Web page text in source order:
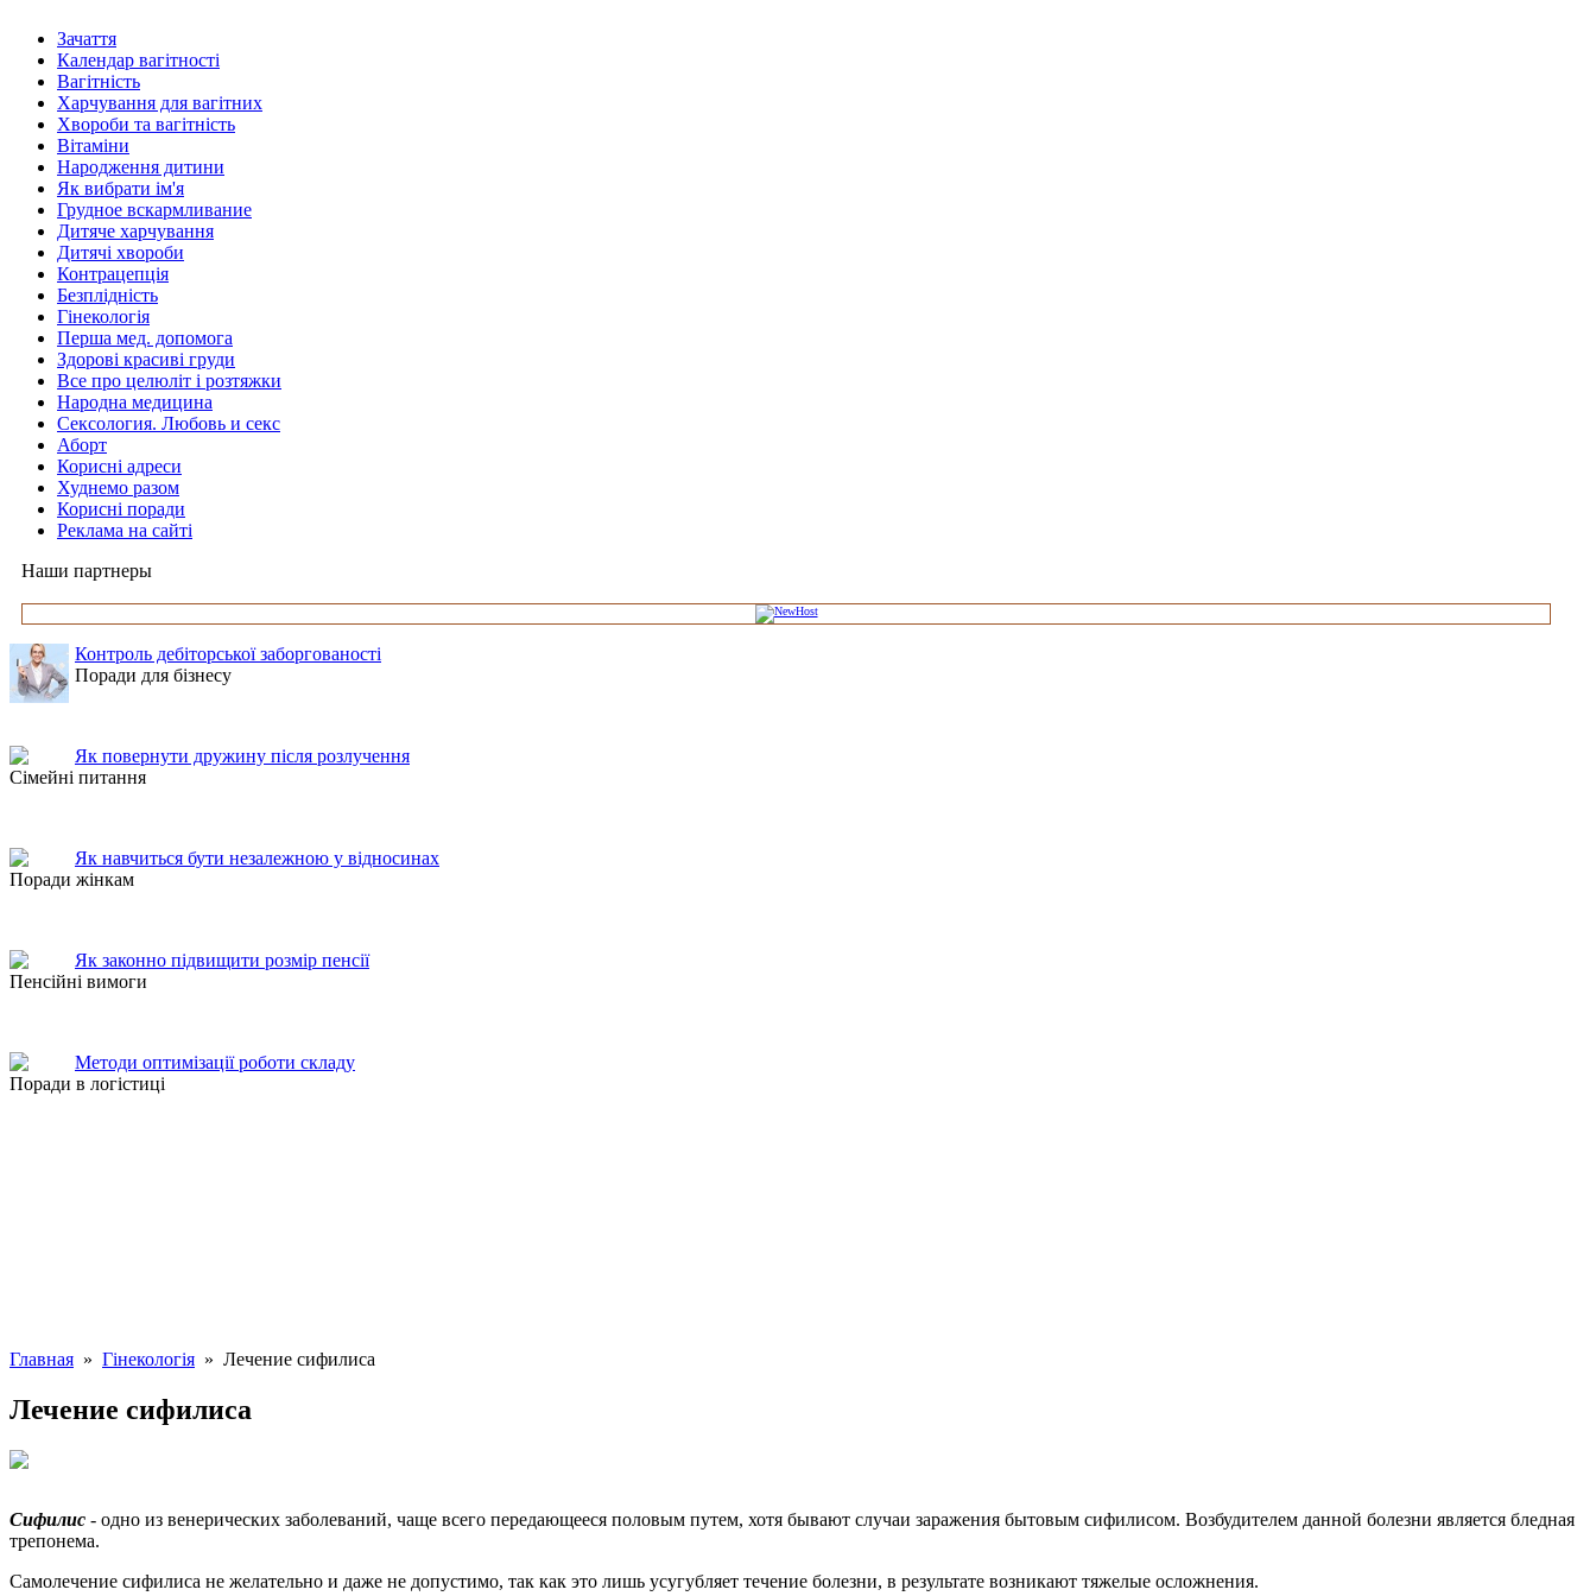
Зачаття
Календар вагітності
Вагітність
Харчування для вагітних
Хвороби та вагітність
Вітаміни
Народження дитини
Як вибрати ім'я
Грудное вскармливание
Дитяче харчування
Дитячі хвороби
Контрацепція
Безплідність
Гінекологія
Перша мед. допомога
Здорові красиві груди
Все про целюліт і розтяжки
Народна медицина
Сексология. Любовь и секс
Аборт
Корисні адреси
Худнемо разом
Корисні поради
Реклама на сайті
Наши партнеры
Контроль дебіторської заборгованості
Поради для бізнесу
Як повернути дружину після розлучення
Сімейні питання
Як навчиться бути незалежною у відносинах
Поради жінкам
Як законно підвищити розмір пенсії
Пенсійні вимоги
Методи оптимізації роботи складу
Поради в логістиці
Главная » Гінекологія » Лечение сифилиса
Лечение сифилиса
Сифилис - одно из венерических заболеваний, чаще всего передающееся половым путем, хотя бывают случаи заражения бытовым сифилисом. Возбудителем данной болезни является бледная
трепонема.
Самолечение сифилиса не желательно и даже не допустимо, так как это лишь усугубляет течение болезни, в результате возникают тяжелые осложнения.